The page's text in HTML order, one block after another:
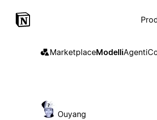
MarketplaceModelliAgenti
Ouyang